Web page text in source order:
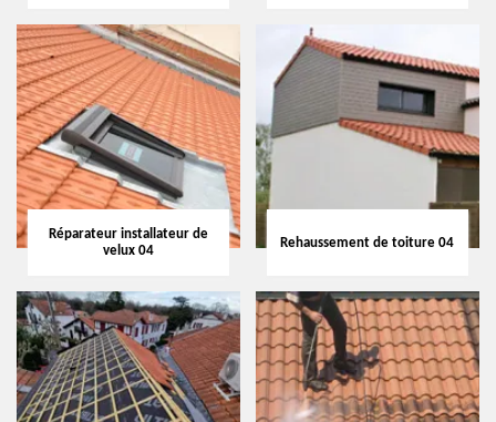
Réparateur installateur de
velux 04
Rehaussement de toiture 04